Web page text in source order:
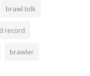
brawl tolk
record
brawler